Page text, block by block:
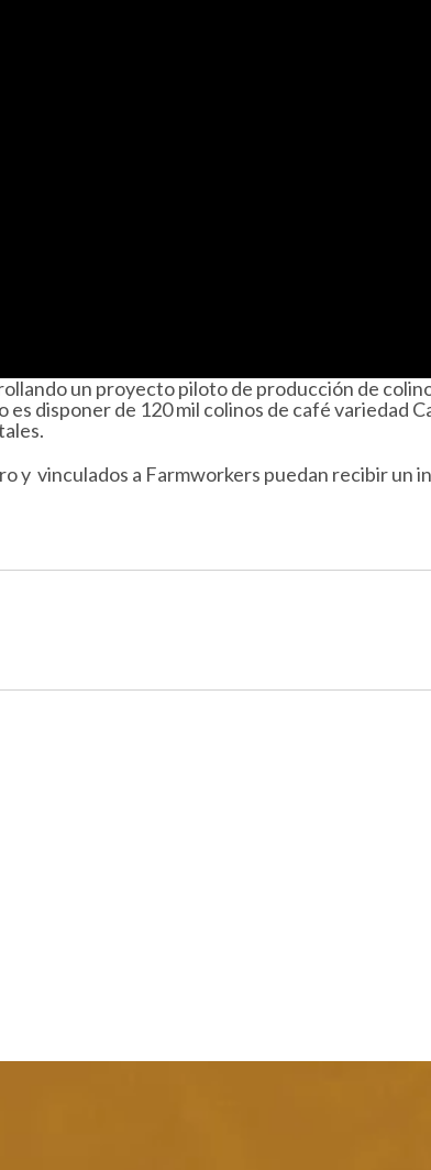
un proyecto piloto de producción de
disponer de 120 mil colinos de café variedad
vinculados a Farmworkers puedan recibir un